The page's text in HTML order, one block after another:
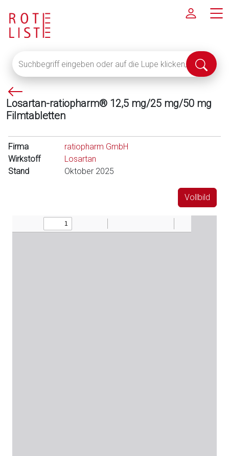
eingeben
oder
auf
die
Lupe
um
alle
Fachinformationen
Suche
P
f
e
l
l
i
n
Losartan-ratiopharm® 12,5 mg/25 mg/50 mg
Filmtabletten
Firma
ratiopharm GmbH
Wirkstoff
Losartan
Stand
Oktober 2025
Vollbild